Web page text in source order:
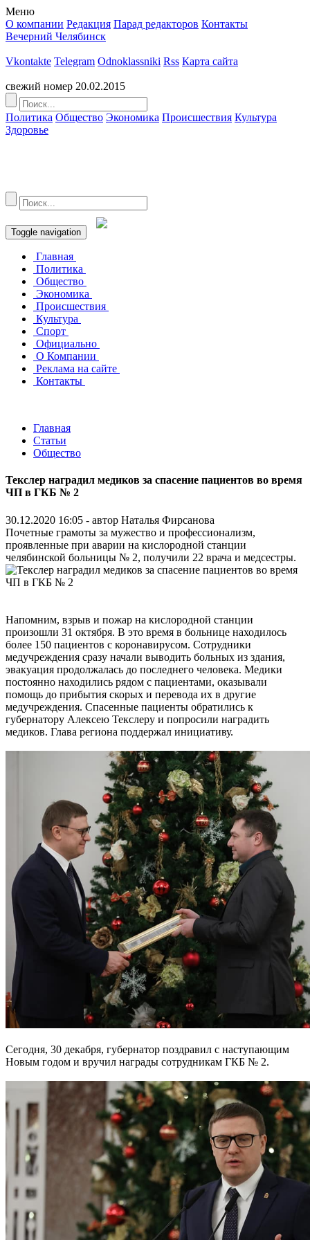
Меню
О компании Редакция Парад редакторов Контакты
Вечерний Челябинск
Vkontakte Telegram Odnoklassniki Rss Карта сайта
свежий номер 20.02.2015
Политика Общество Экономика Происшествия Культура
Здоровье
Toggle navigation
Главная
Политика
Общество
Экономика
Происшествия
Культура
Спорт
Официально
О Компании
Реклама на сайте
Контакты
Главная
Статьи
Общество
Текслер наградил медиков за спасение пациентов во время
ЧП в ГКБ № 2
30.12.2020 16:05 - автор Наталья Фирсанова
Почетные грамоты за мужество и профессионализм,
проявленные при аварии на кислородной станции
челябинской больницы № 2, получили 22 врача и медсестры.
Напомним, взрыв и пожар на кислородной станции
произошли 31 октября. В это время в больнице находилось
более 150 пациентов с коронавирусом. Сотрудники
медучреждения сразу начали выводить больных из здания,
эвакуация продолжалась до последнего человека. Медики
постоянно находились рядом с пациентами, оказывали
помощь до прибытия скорых и перевода их в другие
медучреждения. Спасенные пациенты обратились к
губернатору Алексею Текслеру и попросили наградить
медиков. Глава региона поддержал инициативу.
Сегодня, 30 декабря, губернатор поздравил с наступающим
Новым годом и вручил награды сотрудникам ГКБ № 2.